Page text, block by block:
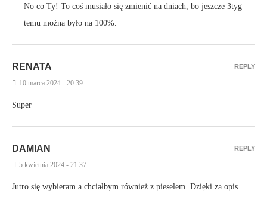
No co Ty! To coś musiało się zmienić na dniach, bo jeszcze 3tyg
temu można było na 100%.
RENATA
10 marca 2024 - 20:39
Super
REPLY
DAMIAN
5 kwietnia 2024 - 21:37
Jutro się wybieram a chciałbym również z pieselem. Dzięki za opis
REPLY